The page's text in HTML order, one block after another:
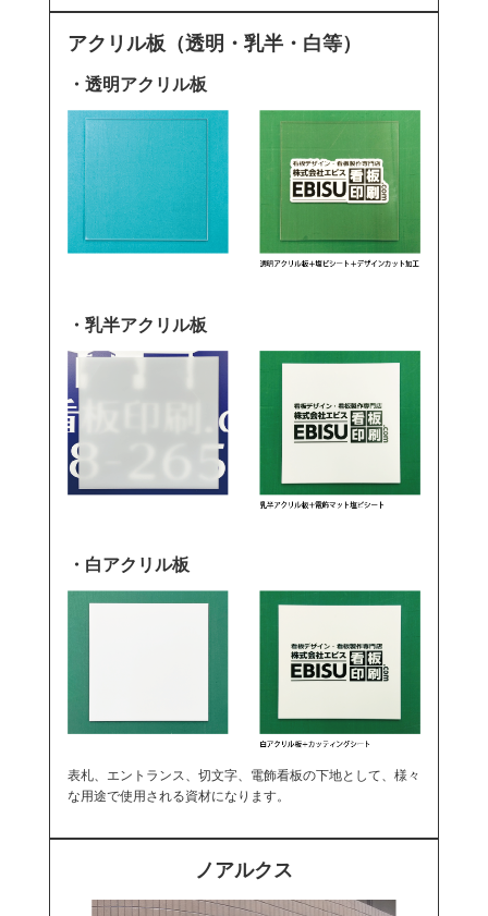
アクリル板（透明・乳半・白等）
・透明アクリル板
・乳半アクリル板
・白アクリル板
表札、エントランス、切文字、電飾看板の下地として、様々
な用途で使用される資材になります。
ノアルクス